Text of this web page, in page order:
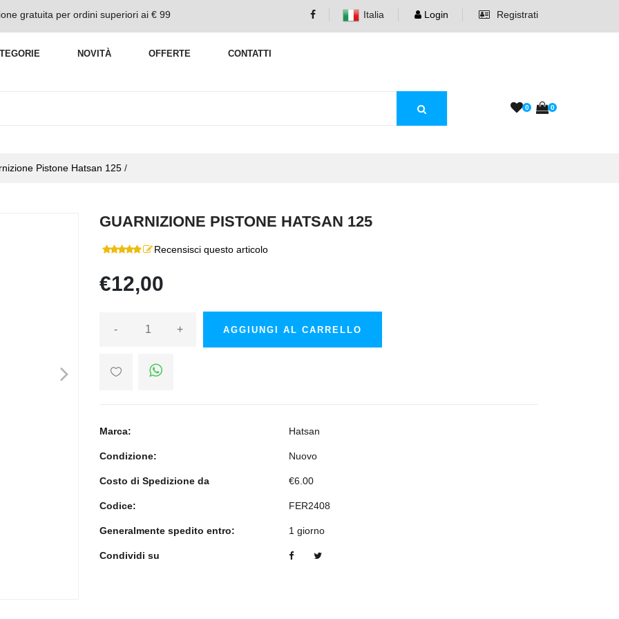
gratuita per ordini superiori ai € 99 Italia Login Registrati
NOVITÀ OFFERTE CONTATTI
0 0
Pistone Hatsan 125 /
>
GUARNIZIONE PISTONE HATSAN 125
Recensisci questo articolo
€12,00
- + AGGIUNGI AL CARRELLO
Marca: Hatsan
Condizione: Nuovo
Costo di Spedizione da €6.00
Codice: FER2408
Generalmente spedito entro: 1 giorno
Condividi su